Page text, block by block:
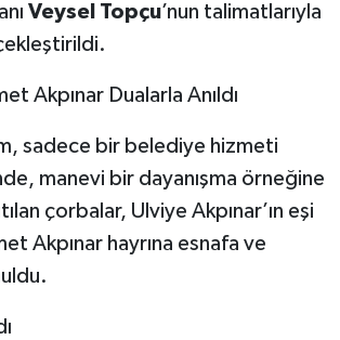
Veysel Topçu’nun talimatlarıyla
Akpınar Dualarla Anıldı
sadece bir belediye hizmeti
manevi bir dayanışma örneğine
çorbalar, Ulviye Akpınar’ın eşi
Akpınar hayrına esnafa ve